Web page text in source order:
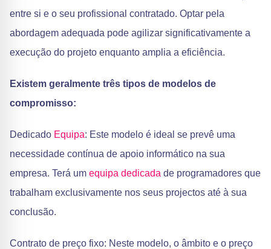
entre si e o seu profissional contratado. Optar pela
abordagem adequada pode agilizar significativamente a
execução do projeto enquanto amplia a eficiência.
Existem geralmente três tipos de modelos de
compromisso:
Dedicado Equipa: Este modelo é ideal se prevê uma
necessidade contínua de apoio informático na sua
empresa. Terá um equipa dedicada de programadores que
trabalham exclusivamente nos seus projectos até à sua
conclusão.
Contrato de preço fixo: Neste modelo, o âmbito e o preço